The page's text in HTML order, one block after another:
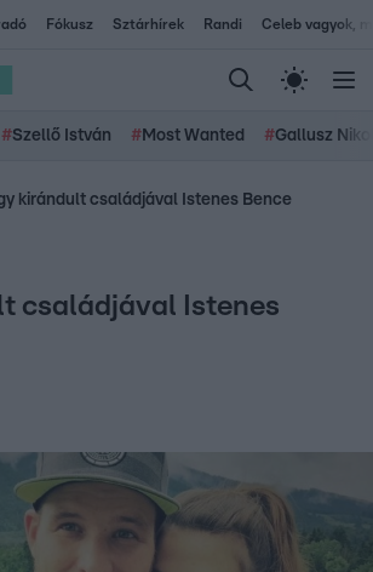
Fókusz Sztárhírek Randi Celeb vagyok,
#Szellő István # Most Wanted #Gallusz
kirándult családjával Istenes Bence
családjával Istenes